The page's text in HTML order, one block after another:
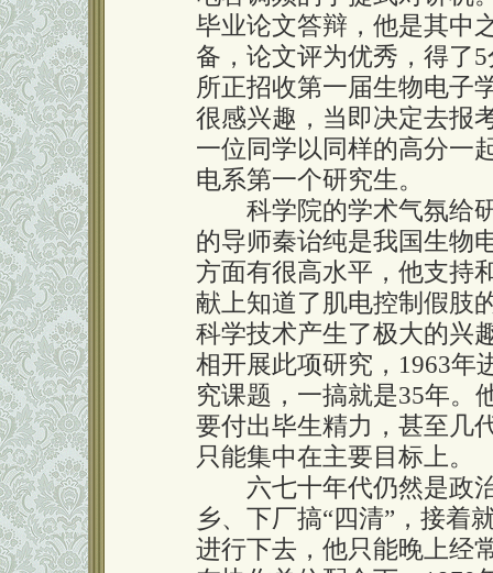
毕业论文答辩，他是其中
备，论文评为优秀，得了
所正招收第一届生物电子
很感兴趣，当即决定去报
一位同学以同样的高分一
电系第一个研究生。
科学院的学术气氛给研
的导师秦诒纯是我国生物
方面有很高水平，他支持
献上知道了肌电控制假肢
科学技术产生了极大的兴
相开展此项研究，1963年
究课题，一搞就是35年。
要付出毕生精力，甚至几
只能集中在主要目标上。
六七十年代仍然是政治
乡、下厂搞“四清”，接着
进行下去，他只能晚上经